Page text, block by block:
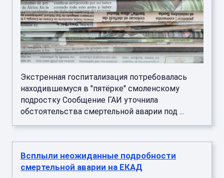
Экстренная госпитализация потребовалась
находившемуся в "пятёрке" смоленскому
подростку Сообщение ГАИ уточнила
обстоятельства смертельной аварии под ...
Всплыли неожиданные подробности
смертельной аварии на ЕКАД